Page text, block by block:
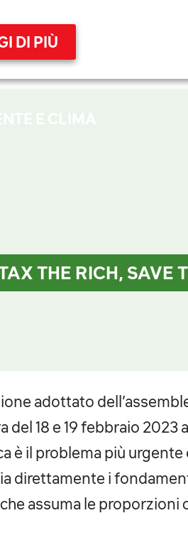
DI PIÙ
THE RICH, SAVE
adottato
del 18 e 19 febbraio 2023
è il problema più
direttamente i
assuma le proporzioni